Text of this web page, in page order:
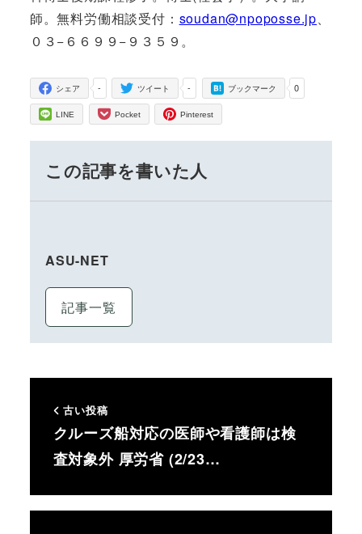
師。無料労働相談受付： soudan@npoposse.jp、
０３−６６９９−９３５９。
-
シェア -
ツイート 0
ブックマーク
LINE Pocket Pinterest
この記事を書いた人
ASU-NET
記事一覧
古い投稿
クルーズ船対応の医師や看護師は検
査対象外 厚労省 (2/23…